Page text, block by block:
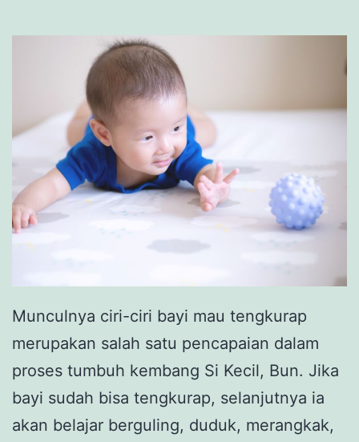
Munculnya ciri-ciri bayi mau tengkurap
merupakan salah satu pencapaian dalam
proses tumbuh kembang Si Kecil, Bun. Jika
bayi sudah bisa tengkurap, selanjutnya ia
akan belajar berguling, duduk, merangkak,